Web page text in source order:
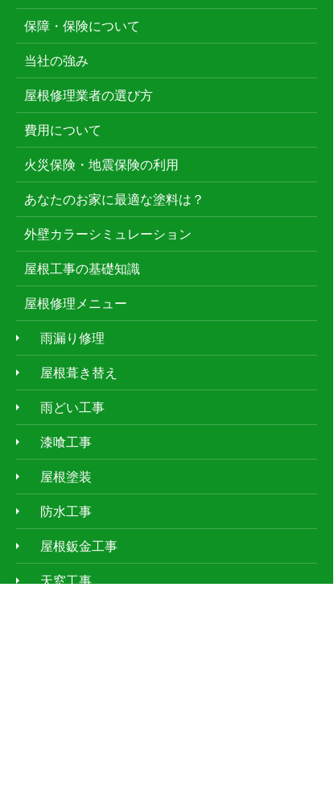
保障・保険について
当社の強み
屋根修理業者の選び方
費用について
火災保険・地震保険の利用
あなたのお家に最適な塗料は？
外壁カラーシミュレーション
屋根工事の基礎知識
屋根修理メニュー
雨漏り修理
屋根葺き替え
雨どい工事
漆喰工事
屋根塗装
防水工事
屋根鈑金工事
天窓工事